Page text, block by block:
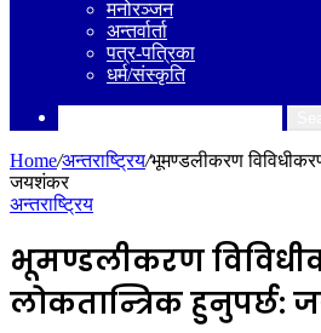
मनोरञ्जन
अन्तर्वार्ता
पत्र-पत्रिका
धर्म/संस्कृति
Home/अन्तराष्ट्रिय/भूमण्डलीकरण
जयशंकर
अन्तराष्ट्रिय
भूमण्डलीकरण
लोकतान्त्रिक हुनुपर्छ: